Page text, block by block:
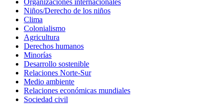
Organizaciones internacionales
Niños/Derecho de los niños
Clima
Colonialismo
Agricultura
Derechos humanos
Minorías
Desarrollo sostenible
Relaciones Norte-Sur
Medio ambiente
Relaciones económicas mundiales
Sociedad civil